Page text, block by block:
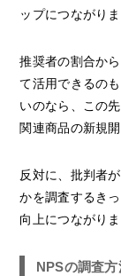
ップにつながりま
推奨者の割合か
て活用できるの
いのなら、この
関連商品の新規
反対に、批判者
かを調査するき
向上につながりま
NPSの調査方